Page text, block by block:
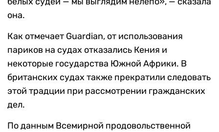
она.
Как отмечает Guardian, от использования
париков на судах отказались Кения и
некоторые государства Южной Африки. В
британских судах также прекратили следовать
этой традции при рассмотрении гражданских
дел.
По данным Всемирной продовольственной